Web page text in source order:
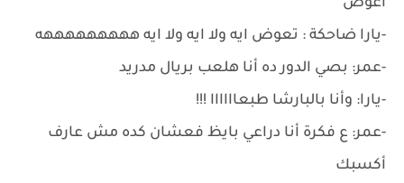
أعوض
-يارا ضاحكة : تعوض ايه ولا ايه ولا ايه هههههههههه
-عمر: بصي الدور ده أنا هلعب بريال مدريد
-يارا: وأنا بالبارشا طبعاااااا !!!
-عمر: ع فكرة أنا دراعي بايظ فعشان كده مش عارف
أكسبك